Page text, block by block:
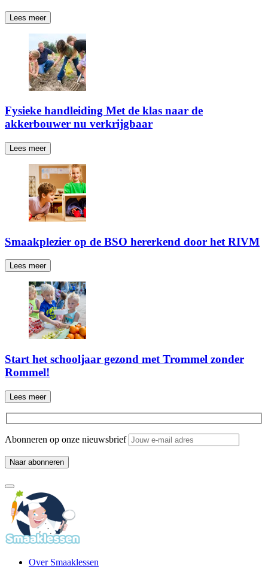
Lees meer
Fysieke handleiding Met de klas naar de
akkerbouwer nu verkrijgbaar
Lees meer
Smaakplezier op de BSO hererkend door het RIVM
Lees meer
Start het schooljaar gezond met Trommel zonder
Rommel!
Lees meer
Abonneren op onze nieuwsbrief
Over Smaaklessen